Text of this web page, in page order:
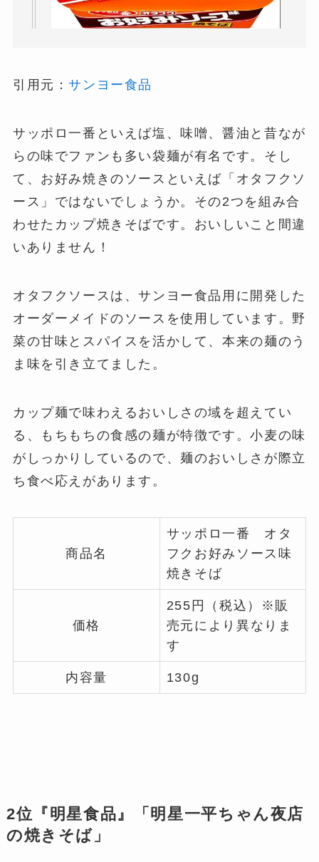
引用元：サンヨー食品
サッポロ一番といえば塩、味噌、醤油と昔なが
らの味でファンも多い袋麺が有名です。そし
て、お好み焼きのソースといえば「オタフクソ
ース」ではないでしょうか。その2つを組み合
わせたカップ焼きそばです。おいしいこと間違
いありません！
オタフクソースは、サンヨー食品用に開発した
オーダーメイドのソースを使用しています。野
菜の甘味とスパイスを活かして、本来の麺のう
ま味を引き立てました。
カップ麺で味わえるおいしさの域を超えてい
る、もちもちの食感の麺が特徴です。小麦の味
がしっかりしているので、麺のおいしさが際立
ち食べ応えがあります。
商品名
サッポロ一番 オタ
フクお好みソース味
焼きそば
価格
255円（税込）※販
売元により異なりま
す
内容量 130g
2位『明星食品』「明星一平ちゃん夜店
の焼きそば」